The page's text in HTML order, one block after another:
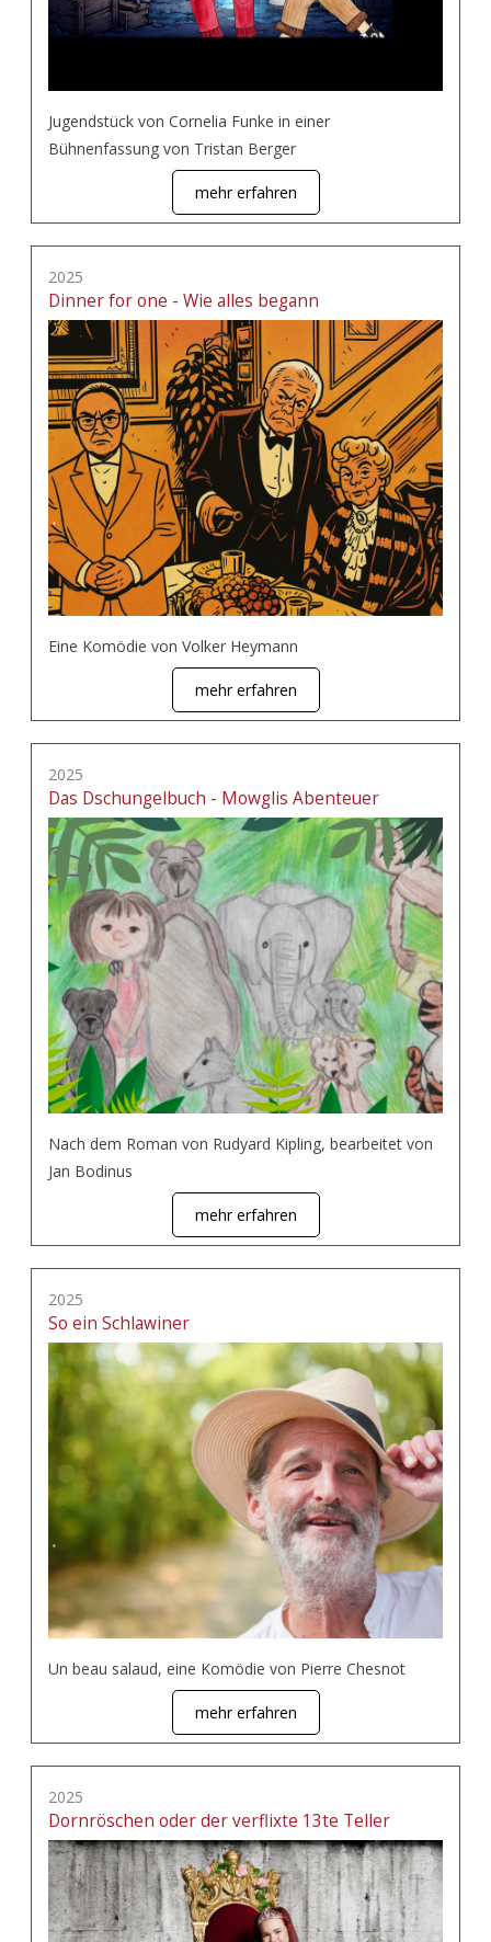
Jugendstück von Cornelia Funke in einer
Bühnenfassung von Tristan Berger
mehr erfahren
2025
Dinner for one - Wie alles begann
Eine Komödie von Volker Heymann
mehr erfahren
2025
Das Dschungelbuch - Mowglis Abenteuer
Nach dem Roman von Rudyard Kipling, bearbeitet von
Jan Bodinus
mehr erfahren
2025
So ein Schlawiner
Un beau salaud, eine Komödie von Pierre Chesnot
mehr erfahren
2025
Dornröschen oder der verflixte 13te Teller